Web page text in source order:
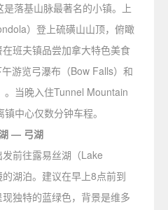
落基山脉最著名的小镇。上
）登上硫磺山山顶，俯瞰
班夫镇品尝加拿大特色美食
游览弓瀑布（Bow Falls）和
当晚入住Tunnel Mountain
中心仅数分钟车程。
— 弓湖
前往露易丝湖（Lake
湖泊。建议在早上8点前到
独特的蓝绿色，背景是维多